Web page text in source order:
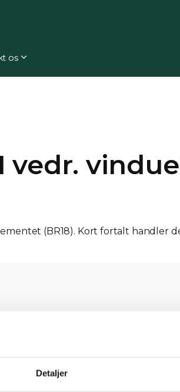
Detaljer
os
vedr.
(BR18). Kort fortalt handler